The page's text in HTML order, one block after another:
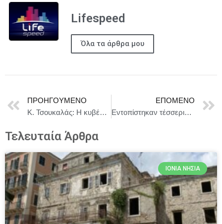
Lifespeed
Όλα τα άρθρα μου
ΠΡΟΗΓΟΎΜΕΝΟ
Κ. Τσουκαλάς: Η κυβέρνηση με ευθύνη της έχασε το στοίχημα της εξόδου των Χριστουγέννων,
ΕΠΌΜΕΝΟ
Εντοπίστηκαν τέσσερις ορειβάτες χωρίς τις αισθήσεις τους στα Βαρδούσια
Τελευταία Άρθρα
ΙΌΝΙΑ ΝΗΣΙΆ